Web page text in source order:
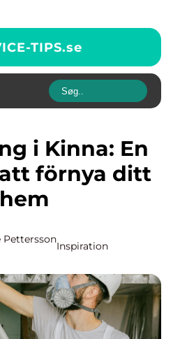
TIPS.se
förnya ditt
hem
Pettersson
Inspiration